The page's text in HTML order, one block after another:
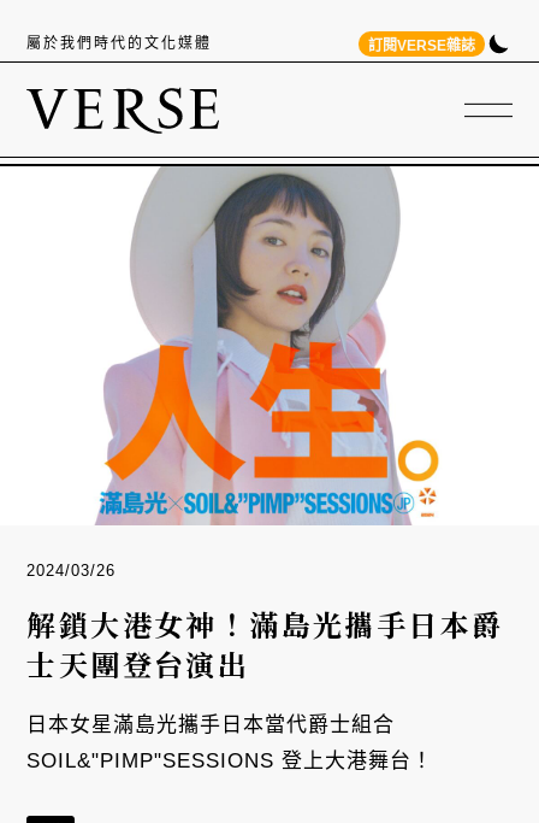
屬於我們時代的文化媒體 訂閱VERSE雜誌
2024/03/26
解鎖大港女神！滿島光攜手日本爵
士天團登台演出
日本女星滿島光攜手日本當代爵士組合
SOIL&"PIMP"SESSIONS 登上大港舞台！